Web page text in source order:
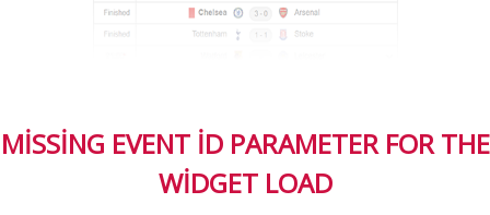
MISSING EVENT ID PARAMETER FOR THE
WIDGET LOAD